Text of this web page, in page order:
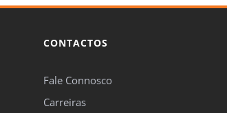
CONTACTOS
Fale Connosco
Carreiras